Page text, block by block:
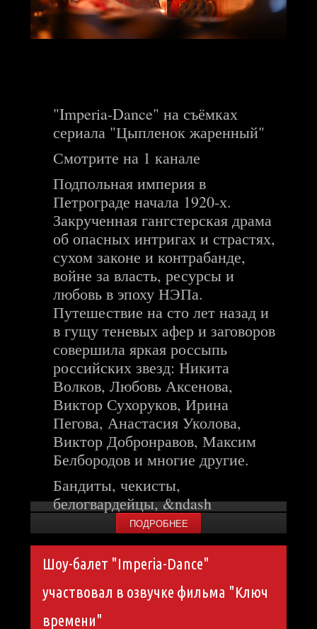
"Imperia-Dance" на съёмках
сериала "Цыпленок жаренный"
Смотрите на 1 канале
Подпольная империя в
Петрограде начала 1920-х.
Закрученная гангстерская драма
об опасных интригах и страстях,
сухом законе и контрабанде,
войне за власть, ресурсы и
любовь в эпоху НЭПа.
Путешествие на сто лет назад и
в гущу теневых афер и заговоров
совершила яркая россыпь
российских звезд: Никита
Волков, Любовь Аксенова,
Виктор Сухоруков, Ирина
Пегова, Анастасия Уколова,
Виктор Добронравов, Максим
Белбородов и многие другие.
Бандиты, чекисты,
белогвардейцы, &ndash
ПОДРОБНЕЕ
Шоу-балет "Imperia-Dance"
участвовал в озвучке фильма "Ключ
времени"